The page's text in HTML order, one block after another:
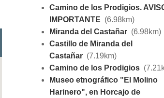
Camino de los Prodigios.
IMPORTANTE (6.98km)
Miranda del Castañar (6.98km)
Castillo de Miranda del
Castañar (7.19km)
Camino de los Prodigios
Museo etnográfico "El Molino
Harinero", en Horcajo de